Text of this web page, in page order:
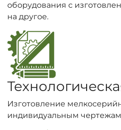
оборудования с
на другое.
Изготовление
индивидуальным